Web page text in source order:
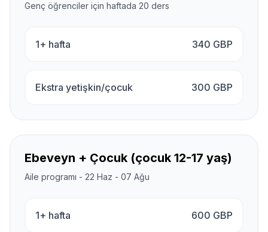
Genç öğrenciler için haftada 20 ders
1+ hafta 340 GBP
Ekstra yetişkin/çocuk 300 GBP
Ebeveyn + Çocuk (çocuk 12-17 yaş)
Aile programı - 22 Haz - 07 Ağu
1+ hafta 600 GBP